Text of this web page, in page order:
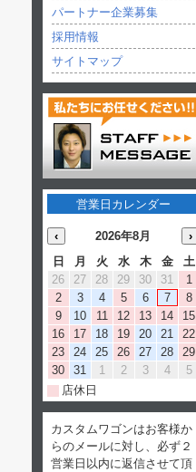
パートナー企業募集
採用情報
サイトマップ
営業日カレンダー
‹ 2026年8月
›
日
月 火 水 木 金
土
26
27 28 29 30 31
1
2
3 4 5 6 7
8
9
10 11 12 13 14
15
16
17 18 19 20 21
22
23
24 25 26 27 28
29
30
31 1 2 3 4
5
店休日
カスタムワゴンはお客様か
らのメールに対し、必ず２
営業日以内に返信させて頂